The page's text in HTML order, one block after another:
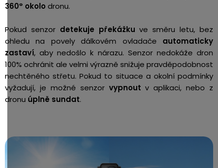
360° okolo dronu.
Pokud senzor detekuje překážku ve směru letu, bez
ohledu na povely dálkovém ovladače automaticky
zastaví, aby nedošlo k nárazu. Senzor nedokáže dron
100% ochránit ale velmi výrazně snižuje pravděpodobnost
nechtěného střetu. Pokud to situace a okolní podmínky
vyžadují, je možné senzor vypnout v aplikaci, nebo z
dronu úplně sundat.